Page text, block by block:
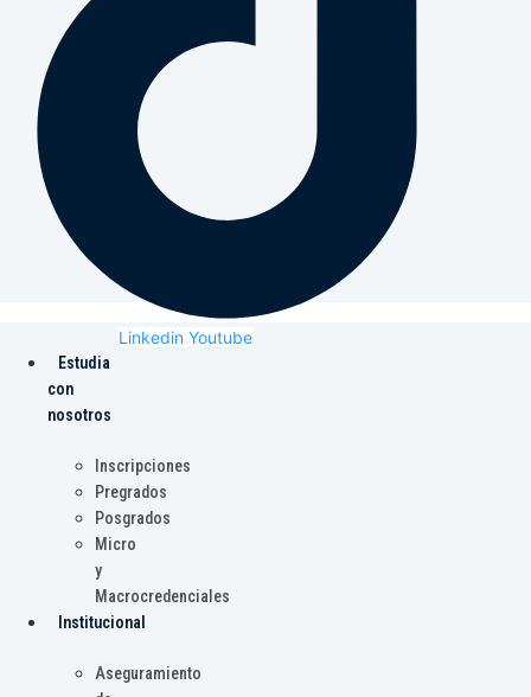
Linkedin Youtube
Estudia
con
nosotros
Inscripciones
Pregrados
Posgrados
Micro
y
Macrocredenciales
Institucional
Aseguramiento